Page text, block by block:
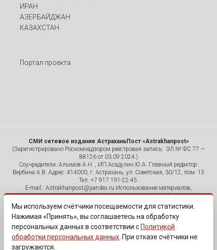
ИРАН
АЗЕРБАЙДЖАН
КАЗАХСТАН
Портал проекта
СМИ сетевое издание АстраханьПост «Astrakhanpost»
(Зарегистрировано Роскомнадзором реестровая запись: ЭЛ № ФС 77 —
88126 от 03.09.2024.)
Соучредители: Алымов А.Н. , ИП Асадулин Ю.А. Главный редактор:
Вербина А.В. Адрес: 414000, г. Астрахань, ул. Советская, 30/12, пом. 15
Тел. +7 917 191-22-45.
E-mail.: Astrakhanpost@yandex.ru Использование материалов,
размещенных на страницах сетевого издания «Astrakhanpost»,
допускается исключительно с указанием источника и публикацией
активной гиперссылки на портал Astrakhanpost.ru. Комментарии
читателей сайта размещаются без предварительного редактирования.
Редакция оставляет за собой право удалить их с сайта или
отредактировать, если указанные сообщения нарушают законы РФ.
«САЙТ ПРЕДНАЗНАЧЕН ДЛЯ АУДИТОРИИ 18+»
Мы используем счётчики посещаемости для статистики.
Нажимая «Принять», вы соглашаетесь на обработку
персональных данных в соответствии с Политикой
обработки персональных данных . При отказе счётчики не
загружаются.